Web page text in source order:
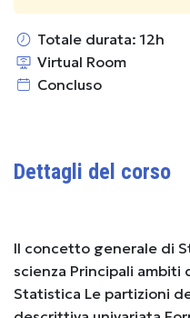
Totale durata: 12h
Virtual Room
Concluso
Dettagli del corso
Il concetto generale di
scienza Principali ambiti
Statistica Le partizioni